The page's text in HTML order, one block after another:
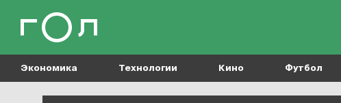
Экономика Технологии Кино Футбол